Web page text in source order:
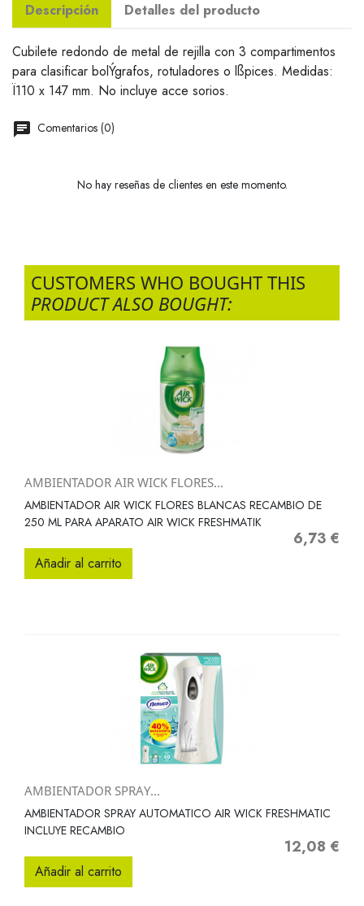
Descripción Detalles del producto
Cubilete redondo de metal de rejilla con 3 compartimentos
para clasificar bolÝgrafos, rotuladores o lßpices. Medidas:
Ï110 x 147 mm. No incluye acce sorios.
Comentarios (0)
No hay reseñas de clientes en este momento.
CUSTOMERS WHO BOUGHT THIS
PRODUCT ALSO BOUGHT:
AMBIENTADOR AIR WICK FLORES...
AMBIENTADOR AIR WICK FLORES BLANCAS RECAMBIO DE
250 ML PARA APARATO AIR WICK FRESHMATIK
Precio
6,73 €
Añadir al carrito
AMBIENTADOR SPRAY...
AMBIENTADOR SPRAY AUTOMATICO AIR WICK FRESHMATIC
INCLUYE RECAMBIO
Precio
12,08 €
Añadir al carrito